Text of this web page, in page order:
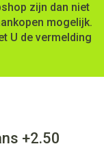
zijn dan niet
mogelijk.
U de vermelding
+2.50